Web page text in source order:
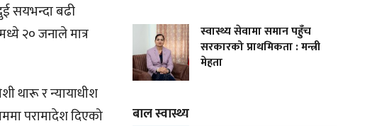
सयभन्दा बढी
२० जनाले मात्र
थारू र न्यायाधीश
परामादेश दिएको
स्वास्थ्य सेवामा समान पहुँच
सरकारको प्राथमिकता : मन्त्री
मेहता
बाल स्वास्थ्य